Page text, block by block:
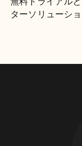
ターソリューシ